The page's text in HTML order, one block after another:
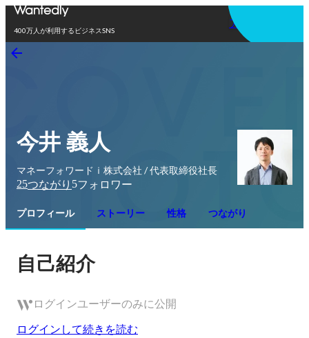
400万人が利用するビジネスSNS
アプリを使う
今井 義人
マネーフォワードｉ株式会社 / 代表取締役社長
25つながり 5フォロワー
プロフィール ストーリー 性格 つながり
自己紹介
ログインユーザーのみに公開
ログインして続きを読む